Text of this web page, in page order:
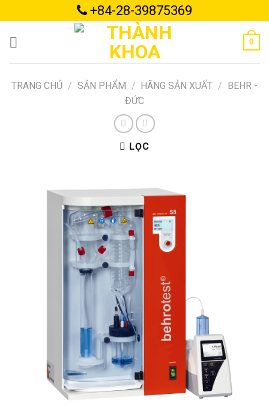
to
content
+84-28-39875369
0
TRANG CHỦ / SẢN PHẨM / HÃNG SẢN XUẤT / BEHR -
ĐỨC
LỌC